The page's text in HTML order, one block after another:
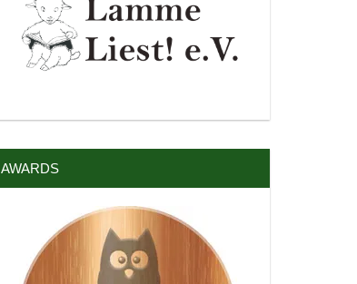
AWARDS